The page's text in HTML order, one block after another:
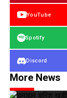
YouTube
Spotify
Discord
More News